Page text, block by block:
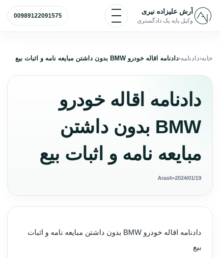
پرش به محتوا
آرش علیزاده نیری
وکیل پایه یک دادگستری
باز و بسته کردن منو
00989122091575
خانه دادنامه دادنامه اقاله خودرو BMW بدون داشتن مبایعه نامه و اثبات بیع
دادنامه اقاله خودرو
BMW بدون داشتن
مبایعه نامه و اثبات بیع
2024/01/19
•
Arash
دادنامه اقاله خودرو BMW بدون داشتن مبایعه نامه و اثبات
بیع